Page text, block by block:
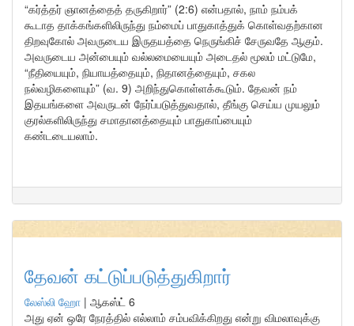
“கர்த்தர் ஞானத்தைத் தருகிறார்” (2:6) என்பதால், நாம் நம்பக்
கூடாத தாக்கங்களிலிருந்து நம்மைப் பாதுகாத்துக் கொள்வதற்கான
திறவுகோல் அவருடைய இருதயத்தை நெருங்கிச் சேருவதே ஆகும்.
அவருடைய அன்பையும் வல்லமையையும் அடைதல் மூலம் மட்டுமே,
“நீதியையும், நியாயத்தையும், நிதானத்தையும், சகல
நல்வழிகளையும்” (வ. 9) அறிந்துகொள்ளக்கூடும். தேவன் நம்
இதயங்களை அவருடன் நேர்ப்படுத்துவதால், தீங்கு செய்ய முயலும்
குரல்களிலிருந்து சமாதானத்தையும் பாதுகாப்பையும்
கண்டடையலாம்.
தேவன் கட்டுப்படுத்துகிறார்
லேஸ்லி ஹோ | ஆகஸ்ட் 6
அது ஏன் ஒரே நேரத்தில் எல்லாம் சம்பவிக்கிறது என்று விமலாவுக்கு